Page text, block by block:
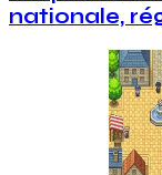
nationale,